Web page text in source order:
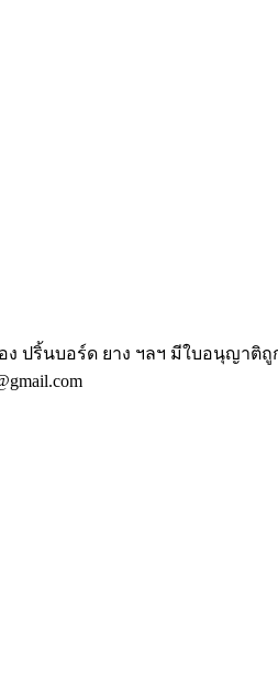
ง ปริ้นบอร์ด ยาง ฯลฯ มีใบอนุญาติ